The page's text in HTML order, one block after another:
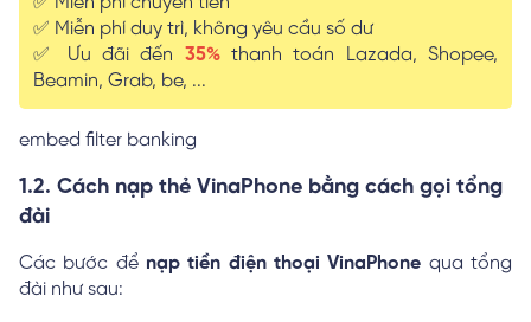
✅ Miễn phí duy trì, không yêu cầu số dư
✅ Ưu đãi đến 35%thanh toán Lazada, Shopee,
Beamin, Grab, be, ...
embed filter banking
1.2. Cách nạp thẻ VinaPhone bằng cách gọi tổng
đài
Các bước để nạp tiền điện thoại VinaPhone qua tổng
đài như sau: